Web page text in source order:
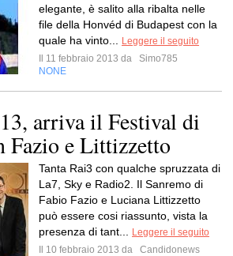
elegante, è salito alla ribalta nelle
file della Honvéd di Budapest con la
quale ha vinto...
Leggere il seguito
Il 11 febbraio 2013 da
Simo785
NONE
arriva il Festival di
Fazio e Littizzetto
Tanta Rai3 con qualche spruzzata di
La7, Sky e Radio2. Il Sanremo di
Fabio Fazio e Luciana Littizzetto
può essere cosi riassunto, vista la
presenza di tant...
Leggere il seguito
Il 10 febbraio 2013 da
Candidonews